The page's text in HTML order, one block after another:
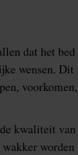
dat het bed
wensen.
kwaliteit